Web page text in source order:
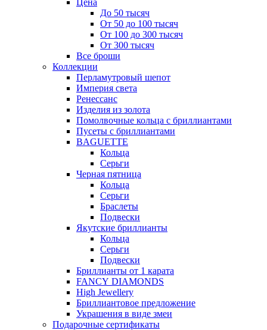
Цена
До 50 тысяч
От 50 до 100 тысяч
От 100 до 300 тысяч
От 300 тысяч
Все броши
Коллекции
Перламутровый шепот
Империя света
Ренессанс
Изделия из золота
Помолвочные кольца с бриллиантами
Пусеты с бриллиантами
BAGUETTE
Кольца
Серьги
Черная пятница
Кольца
Серьги
Браслеты
Подвески
Якутские бриллианты
Кольца
Серьги
Подвески
Бриллианты от 1 карата
FANCY DIAMONDS
High Jewellery
Бриллиантовое предложение
Украшения в виде змеи
Подарочные сертификаты